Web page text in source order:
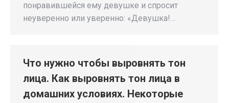
понравившейся ему девушке и спросит
неуверенно или уверенно: «Девушка!…
Что нужно чтобы выровнять тон
лица. Как выровнять тон лица в
домашних условиях. Некоторые